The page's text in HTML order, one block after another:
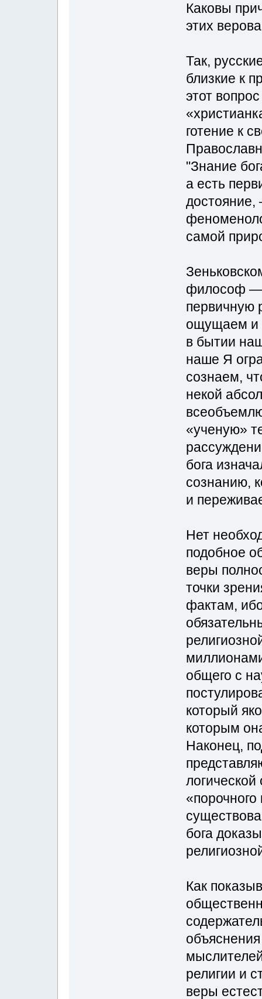
Каковы
этих
Так,
близкие к
этот
готение к
"Знание
а есть
достояние,
самой
философ —
первичную
ощущаем и
в бытии
наше Я
сознаем,
некой
«ученую»
бога
сознанию,
и
Нет
подобное
веры
точки
фактам,
общего с
который
которым
Наконец,
«порочного
бога
Как
религии и
веры